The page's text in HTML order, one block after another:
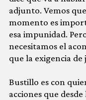
adjunto. Vemos
momento es
esa impunidad.
necesitamos el
que la exigencia de
Bustillo es con
acciones que